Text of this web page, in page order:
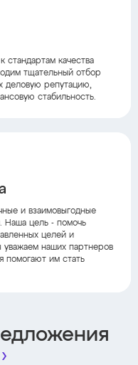
стандартам качества
тщательный отбор
деловую репутацию,
стабильность.
и взаимовыгодные
Наша цель - помочь
целей и
наших партнеров
помогают им стать